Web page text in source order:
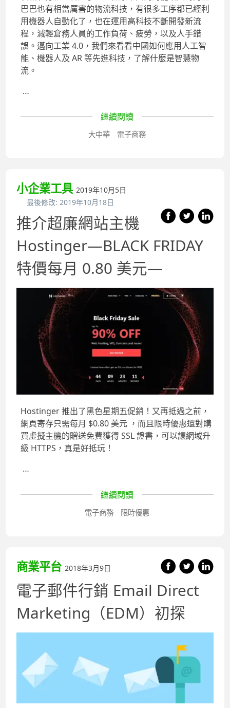
巴巴也有相當厲害的物流科技，有很多工序都已經利
用機器人自動化了，也在運用高科技不斷開發新流
程，減輕倉務人員的工作負荷、疲勞，以及人手錯
誤。邁向工業 4.0，我們來看看中國如何應用人工智
能、機器人及 AR 等先進科技，了解什麼是智慧物
流。
…
繼續閱讀
大中華 電子商務
小企業工具 2019年10月5日
最後修改:2019年10月18日
推介超廉網站主機
Hostinger—BLACK FRIDAY
特價每月 0.80 美元—
Hostinger 推出了黑色星期五促銷！又再抵過之前，
網頁寄存只需每月 $0.80 美元 ，而且限時優惠還對購
買虛擬主機的贈送免費獲得 SSL 證書，可以讓網域升
級 HTTPS，真是好抵玩！
…
繼續閱讀
電子商務 限時優惠
商業平台 2018年3月9日
電子郵件行銷 Email Direct
Marketing（EDM）初探